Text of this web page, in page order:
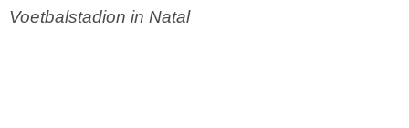
Voetbalstadion in Natal